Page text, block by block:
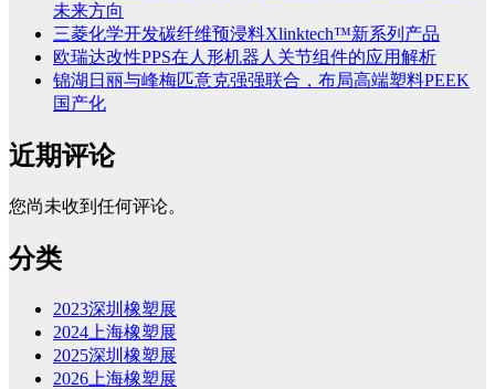
未来方向
三菱化学开发碳纤维预浸料Xlinktech™新系列产品
欧瑞达改性PPS在人形机器人关节组件的应用解析
锦湖日丽与峰梅匹意克强强联合，布局高端塑料PEEK
国产化
近期评论
您尚未收到任何评论。
分类
2023深圳橡塑展
2024上海橡塑展
2025深圳橡塑展
2026上海橡塑展